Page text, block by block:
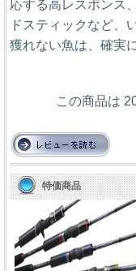
応する高レスポンス
ドスティックなど、
獲れない魚は、確実
この商品は
特価商品